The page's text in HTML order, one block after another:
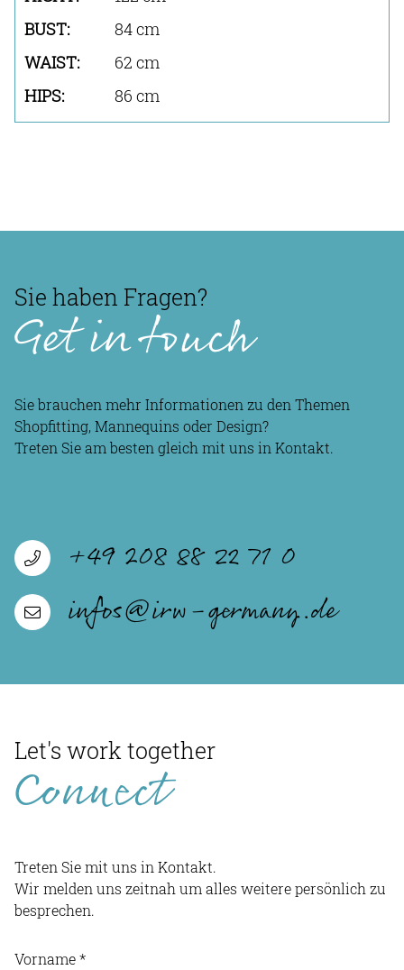
84 cm
62 cm
86 cm
Sie haben Fragen?
Get in touch
Sie brauchen mehr Informationen zu den Themen
Shopfitting, Mannequins oder Design?
Treten Sie am besten gleich mit uns in Kontakt.
+49 208 88 22 71 0
infos@irw-germany.de
Let's work together
Connect
Treten Sie mit uns in Kontakt.
Wir melden uns zeitnah um alles weitere persönlich zu
besprechen.
Vorname*